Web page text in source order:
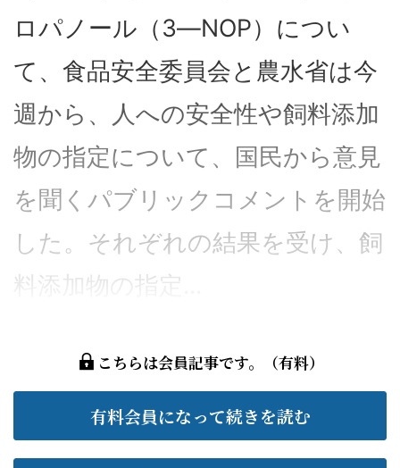
ロパノール（3―NOP）につい
て、食品安全委員会と農水省は今
週から、人への安全性や飼料添加
物の指定について、国民から意見
を聞くパブリックコメントを開始
した。それぞれの結果を受け、飼
料添加物の指定...
こちらは会員記事です。（有料）
有料会員になって続きを読む